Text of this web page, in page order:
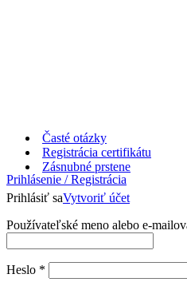
Časté otázky
Registrácia certifikátu
Prihlásenie / Registrácia
Prihlásiť saVytvoriť účet
Používateľské meno alebo e-
Heslo *
Zásnubné prstene